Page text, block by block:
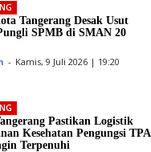
Tangerang Desak Usut
SPMB di SMAN 20
- Kamis, 9 Juli 2026 | 19:20
Pastikan Logistik
Kesehatan Pengungsi TPA
Terpenuhi